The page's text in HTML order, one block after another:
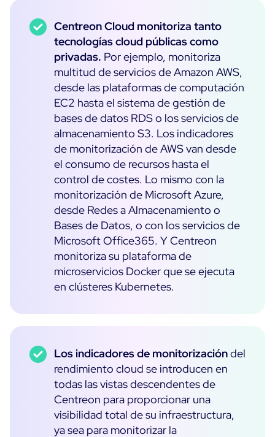
Centreon Cloud monitoriza tanto
tecnologías cloud públicas como
privadas. Por ejemplo, monitoriza
multitud de servicios de Amazon AWS,
desde las plataformas de computación
EC2 hasta el sistema de gestión de
bases de datos RDS o los servicios de
almacenamiento S3. Los indicadores
de monitorización de AWS van desde
el consumo de recursos hasta el
control de costes. Lo mismo con la
monitorización de Microsoft Azure,
desde Redes a Almacenamiento o
Bases de Datos, o con los servicios de
Microsoft Office365. Y Centreon
monitoriza su plataforma de
microservicios Docker que se ejecuta
en clústeres Kubernetes.
Los indicadores de monitorizacióndel
rendimiento cloud se introducen en
todas las vistas descendentes de
Centreon para proporcionar una
visibilidad total de su infraestructura,
ya sea para monitorizar la